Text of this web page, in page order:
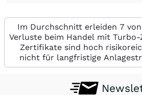
Im Durchschnitt erleiden 7
Verluste beim Handel mit
Zertifikate sind hoch
nicht für langfristige